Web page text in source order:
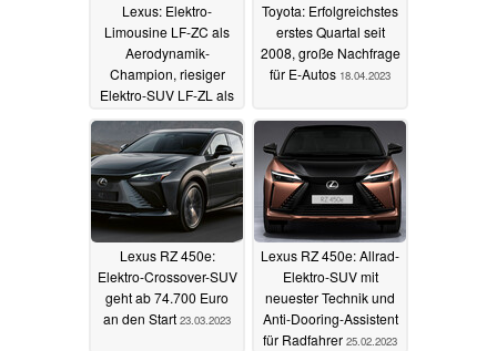
Lexus: Elektro-
Limousine LF-ZC als
Aerodynamik-
Champion, riesiger
Elektro-SUV LF-ZL als
Mercedes-GLS-
Schreck26.10.2023
Toyota: Erfolgreichstes
erstes Quartal seit
2008, große Nachfrage
für E-Autos 18.04.2023
Lexus RZ 450e:
Elektro-Crossover-SUV
geht ab 74.700 Euro
an den Start 23.03.2023
Lexus RZ 450e: Allrad-
Elektro-SUV mit
neuester Technik und
Anti-Dooring-Assistent
für Radfahrer 25.02.2023